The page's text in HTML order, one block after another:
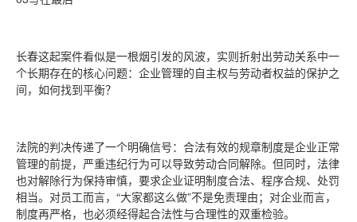
长春这起案件看似是一根烟引发的风波，实则折射出劳动关系中一
个长期存在的核心问题：企业管理的自主权与劳动者权益的保护之
间，如何找到平衡？
法院的判决传递了一个明确信号：合法有效的规章制度是企业正常
管理的前提，严重违纪行为可以导致劳动合同解除。但同时，法律
也对解除行为保持审慎，要求企业证明制度合法、程序合规、处罚
相当。对员工而言，“大家都这么做”不是免责理由；对企业而言，
制度再严格，也必须经得起合法性与合理性的双重检验。